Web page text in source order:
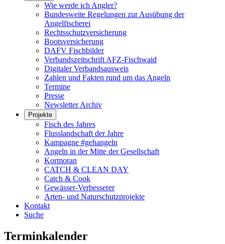
Wie werde ich Angler?
Bundesweite Regelungen zur Ausübung der
Angelfischerei
Rechtsschutzversicherung
Bootsversicherung
DAFV Fischbilder
Verbandszeitschrift AFZ-Fischwaid
Digitaler Verbandsausweis
Zahlen und Fakten rund um das Angeln
Termine
Presse
Newsletter Archiv
Projekte
Fisch des Jahres
Flusslandschaft der Jahre
Kampagne #gehangeln
Angeln in der Mitte der Gesellschaft
Kormoran
CATCH & CLEAN DAY
Catch & Cook
Gewässer-Verbesserer
Arten- und Naturschutzprojekte
Kontakt
Suche
Terminkalender